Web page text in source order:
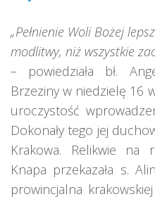
„Pełnienie Woli Bożej
modlitwy, niż wszystkie
– powiedziała bł.
Brzeziny w niedzielę 16
uroczystość
Dokonały tego jej
Krakowa. Relikwie na
Knapa przekazała s.
prowincjalna